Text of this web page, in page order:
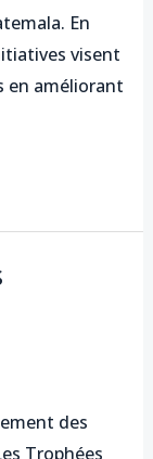
En
visent
en améliorant
des
Trophées